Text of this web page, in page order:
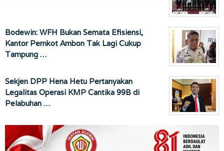
Bodewin: WFH Bukan Semata Efisiensi,
Kantor Pemkot Ambon Tak Lagi Cukup
Tampung …
Sekjen DPP Hena Hetu Pertanyakan
Legalitas Operasi KMP Cantika 99B di
Pelabuhan …